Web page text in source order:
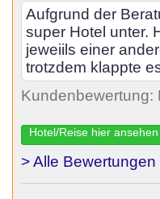
Aufgrund der
super Hotel unter.
jeweiils einer
trotzdem klappte
Kundenbewertung:
Hotel/Reise hier ansehen
> Alle